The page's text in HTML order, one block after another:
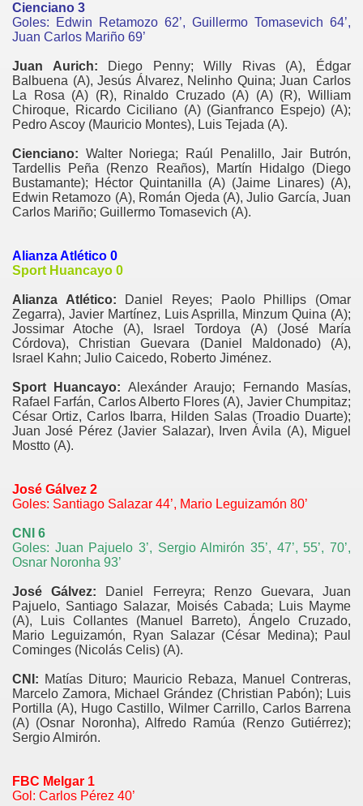
Cienciano 3
Goles: Edwin Retamozo 62’, Guillermo Tomasevich 64’,
Juan Carlos Mariño 69’
Juan Aurich: Diego Penny; Willy Rivas (A), Édgar
Balbuena (A), Jesús Álvarez, Nelinho Quina; Juan Carlos
La Rosa (A) (R), Rinaldo Cruzado (A) (A) (R), William
Chiroque, Ricardo Ciciliano (A) (Gianfranco Espejo) (A);
Pedro Ascoy (Mauricio Montes), Luis Tejada (A).
Cienciano: Walter Noriega; Raúl Penalillo, Jair Butrón,
Tardellis Peña (Renzo Reaños), Martín Hidalgo (Diego
Bustamante); Héctor Quintanilla (A) (Jaime Linares) (A),
Edwin Retamozo (A), Román Ojeda (A), Julio García, Juan
Carlos Mariño; Guillermo Tomasevich (A).
Alianza Atlético 0
Sport Huancayo 0
Alianza Atlético: Daniel Reyes; Paolo Phillips (Omar
Zegarra), Javier Martínez, Luis Asprilla, Minzum Quina (A);
Jossimar Atoche (A), Israel Tordoya (A) (José María
Córdova), Christian Guevara (Daniel Maldonado) (A),
Israel Kahn; Julio Caicedo, Roberto Jiménez.
Sport Huancayo: Alexánder Araujo; Fernando Masías,
Rafael Farfán, Carlos Alberto Flores (A), Javier Chumpitaz;
César Ortiz, Carlos Ibarra, Hilden Salas (Troadio Duarte);
Juan José Pérez (Javier Salazar), Irven Ávila (A), Miguel
Mostto (A).
José Gálvez 2
Goles: Santiago Salazar 44’, Mario Leguizamón 80’
CNI 6
Goles: Juan Pajuelo 3’, Sergio Almirón 35’, 47’, 55’, 70’,
Osnar Noronha 93’
José Gálvez: Daniel Ferreyra; Renzo Guevara, Juan
Pajuelo, Santiago Salazar, Moisés Cabada; Luis Mayme
(A), Luis Collantes (Manuel Barreto), Ángelo Cruzado,
Mario Leguizamón, Ryan Salazar (César Medina); Paul
Cominges (Nicolás Celis) (A).
CNI: Matías Dituro; Mauricio Rebaza, Manuel Contreras,
Marcelo Zamora, Michael Grández (Christian Pabón); Luis
Portilla (A), Hugo Castillo, Wilmer Carrillo, Carlos Barrena
(A) (Osnar Noronha), Alfredo Ramúa (Renzo Gutiérrez);
Sergio Almirón.
FBC Melgar 1
Gol: Carlos Pérez 40’